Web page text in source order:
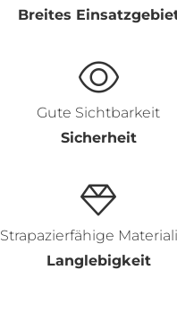
Breites
Gute Sichtbarkeit
Sicherheit
Strapazierfähige
Langlebigkeit